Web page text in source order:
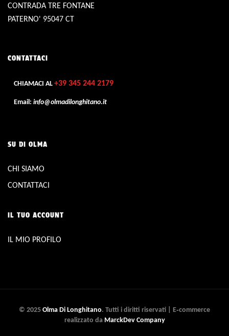
CONTRADA TRE FONTANE
PATERNO' 95047 CT
CONTATTACI
CHIAMACI AL+39 345 244 2179
Email: info@olmadilonghitano.it
SU DI OLMA
CHI SIAMO
CONTATTACI
IL TUO ACCOUNT
IL MIO PROFILO
© 2025Olma Di Longhitano. Tutti i diritti riservati | E‑commerce
realizzato da MarckDev Company